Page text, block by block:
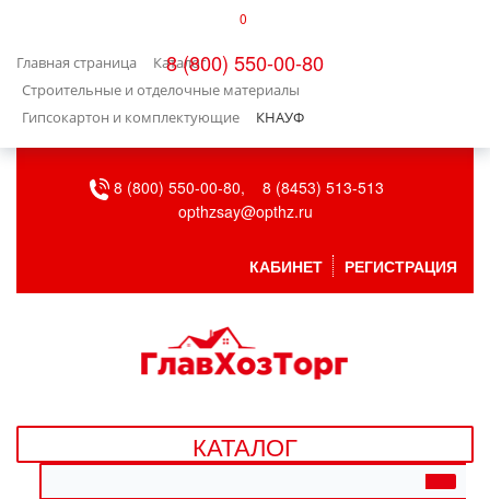
0
8 (800) 550-00-80
Главная страница
Каталог
Строительные и отделочные материалы
Гипсокартон и комплектующие
КНАУФ
БЫТОВАЯ ТЕХНИКА
ВЕНТИЛЯЦИЯ
ДАЧА, САД И ОГОРОД
ДЕТСКИЕ ТОВАРЫ
8 (800) 550-00-80,
8 (8453) 513-513
opthzsay@opthz.ru
КАБИНЕТ РЕГИСТРАЦИЯ
КАТАЛОГ